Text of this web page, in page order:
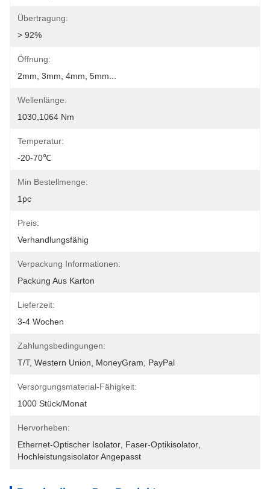
Übertragung:
> 92%
Öffnung:
2mm, 3mm, 4mm, 5mm...
Wellenlänge:
1030,1064 Nm
Temperatur:
-20-70℃
Min Bestellmenge:
1pc
Preis:
Verhandlungsfähig
Verpackung Informationen:
Packung Aus Karton
Lieferzeit:
3-4 Wochen
Zahlungsbedingungen:
T/T, Western Union, MoneyGram, PayPal
Versorgungsmaterial-Fähigkeit:
1000 Stück/Monat
Hervorheben:
Ethernet-Optischer Isolator Faser-Optikisolator
Hochleistungsisolator Angepasst